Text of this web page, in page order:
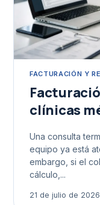
FACTURACIÓN Y
clínicas
Una consulta
equipo ya está
embargo, si el
cálculo,...
21 de julio de 2026